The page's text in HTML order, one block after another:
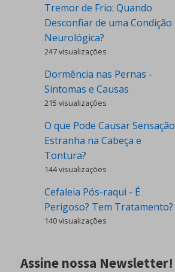
Tremor de Frio: Quando
Desconfiar de uma Condição
Neurológica?
247 visualizações
Dormência nas Pernas -
Sintomas e Causas
215 visualizações
O que Pode Causar Sensação
Estranha na Cabeça e
Tontura?
144 visualizações
Cefaleia Pós-raqui - É
Perigoso? Tem Tratamento?
140 visualizações
Assine nossa Newsletter!